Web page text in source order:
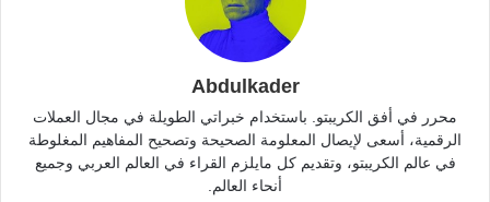
Abdulkader
محرر في أفق الكريبتو. باستخدام خبراتي الطويلة في مجال العملات
الرقمية، أسعى لإيصال المعلومة الصحيحة وتصحيح المفاهيم المغلوطة
في عالم الكريبتو، وتقديم كل مايلزم القراء في العالم العربي وجميع
أنحاء العالم.